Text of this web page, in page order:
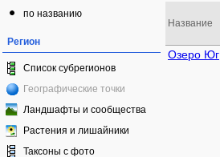
по названию
Регион
Список субрегионов
Географические точки
Ландшафты и сообщества
Растения и лишайники
Таксоны с фото
Название
Озеро Юг